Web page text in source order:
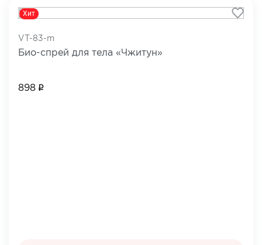
Хит
VT-83-m
Био-спрей для тела «Чжитун»
898